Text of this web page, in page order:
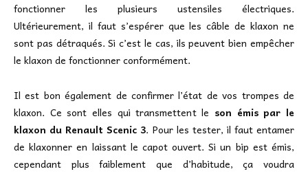
fonctionner les plusieurs ustensiles électriques.
Ultérieurement, il faut s’espérer que les câble de klaxon ne
sont pas détraqués. Si c’est le cas, ils peuvent bien empêcher
le klaxon de fonctionner conformément.
Il est bon également de confirmer l’état de vos trompes de
klaxon. Ce sont elles qui transmettent le son émis par le
klaxon du Renault Scenic 3. Pour les tester, il faut entamer
de klaxonner en laissant le capot ouvert. Si un bip est émis,
cependant plus faiblement que d’habitude, ça voudra